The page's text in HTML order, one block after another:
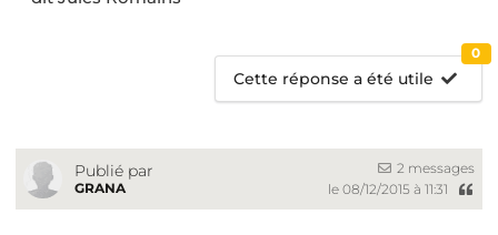
Cette réponse a été utile
0
Publié par
GRANA
2 messages
le 08/12/2015 à 11:31